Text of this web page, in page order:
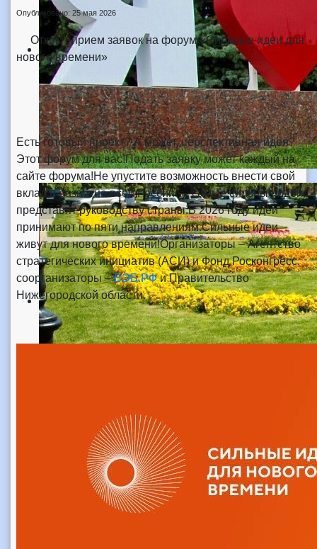
Опубликовано: 25 мая 2026
Открыт прием заявок на форум «Сильные идеи для
нового времени»
Есть готовый проект? А может, перспективная идея?
Этот форум для вас!Подать заявку может каждый на
сайте форума!Не упустите возможность внести свой
вклад в развитие всей России — самые сильные идеи
представят руководству страны.В 2026 году идеи
принимают по пяти направлениям.Сильные идеи
живут для нового времени!Организаторы – Агентство
стратегических инициатив (АСИ) и Фонд Росконгресс,
соорганизаторы –ВЭБ.РФи Правительство
Нижегородской области.